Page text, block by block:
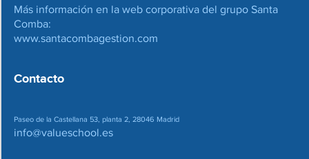
Más información en la web corporativa del grupo Santa
Comba:
www.santacombagestion.com
Contacto
Paseo de la Castellana 53, planta 2, 28046 Madrid
info@valueschool.es